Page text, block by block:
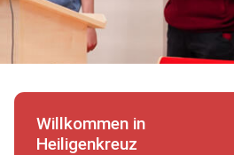
Willkommen in
Heiligenkreuz